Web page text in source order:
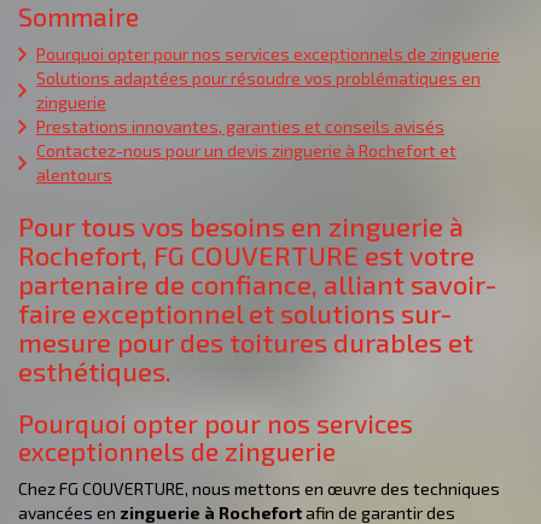
Sommaire
Pourquoi opter pour nos services exceptionnels de zinguerie
Solutions adaptées pour résoudre vos problématiques en
zinguerie
Prestations innovantes, garanties et conseils avisés
Contactez-nous pour un devis zinguerie à Rochefort et
alentours
Pour tous vos besoins en zinguerie à
Rochefort, FG COUVERTURE est votre
partenaire de confiance, alliant savoir-
faire exceptionnel et solutions sur-
mesure pour des toitures durables et
esthétiques.
Pourquoi opter pour nos services
exceptionnels de zinguerie
Chez FG COUVERTURE, nous mettons en œuvre des techniques
avancées en zinguerie à Rochefortafin de garantir des